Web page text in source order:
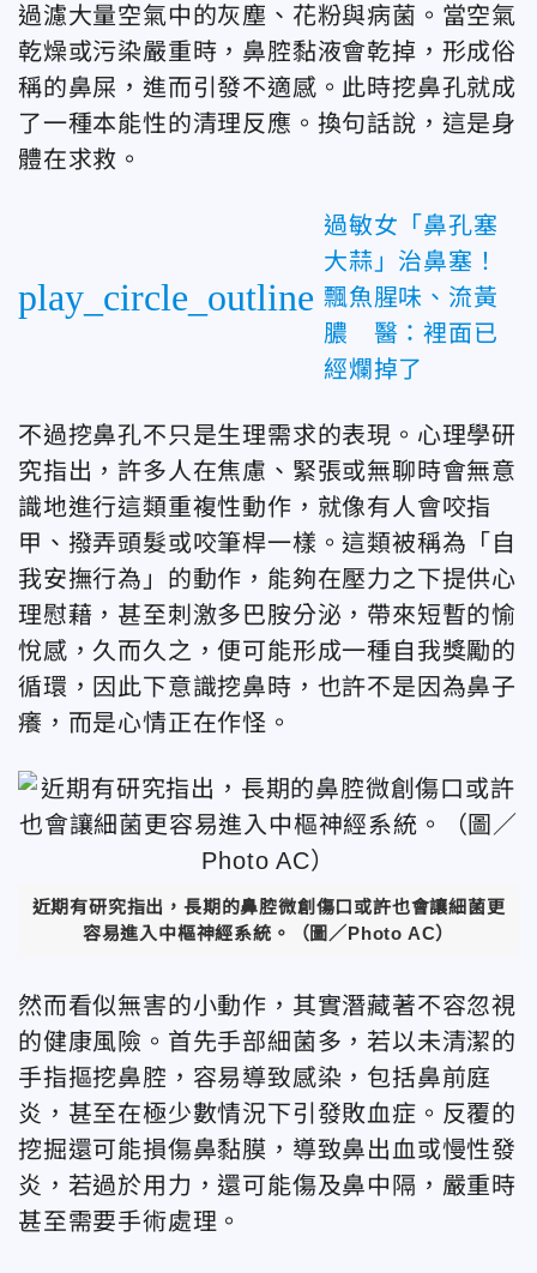
過濾大量空氣中的灰塵、花粉與病菌。當空氣
乾燥或污染嚴重時，鼻腔黏液會乾掉，形成俗
稱的鼻屎，進而引發不適感。此時挖鼻孔就成
了一種本能性的清理反應。換句話說，這是身
體在求救。
play_circle_outline
過敏女「鼻孔塞
大蒜」治鼻塞！
飄魚腥味、流黃
膿 醫：裡面已
經爛掉了
不過挖鼻孔不只是生理需求的表現。心理學研
究指出，許多人在焦慮、緊張或無聊時會無意
識地進行這類重複性動作，就像有人會咬指
甲、撥弄頭髮或咬筆桿一樣。這類被稱為「自
我安撫行為」的動作，能夠在壓力之下提供心
理慰藉，甚至刺激多巴胺分泌，帶來短暫的愉
悅感，久而久之，便可能形成一種自我獎勵的
循環，因此下意識挖鼻時，也許不是因為鼻子
癢，而是心情正在作怪。
近期有研究指出，長期的鼻腔微創傷口或許也會讓細菌更
容易進入中樞神經系統。（圖／Photo AC）
然而看似無害的小動作，其實潛藏著不容忽視
的健康風險。首先手部細菌多，若以未清潔的
手指摳挖鼻腔，容易導致感染，包括鼻前庭
炎，甚至在極少數情況下引發敗血症。反覆的
挖掘還可能損傷鼻黏膜，導致鼻出血或慢性發
炎，若過於用力，還可能傷及鼻中隔，嚴重時
甚至需要手術處理。